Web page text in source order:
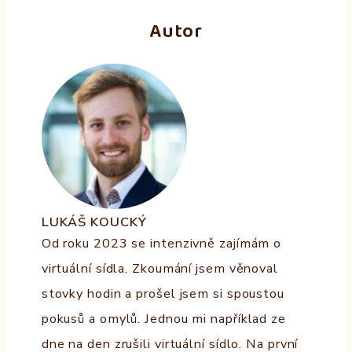
Autor
LUKÁŠ KOUCKÝ
Od roku 2023 se intenzivně zajímám o
virtuální sídla. Zkoumání jsem věnoval
stovky hodin a prošel jsem si spoustou
pokusů a omylů. Jednou mi například ze
dne na den zrušili virtuální sídlo. Na první